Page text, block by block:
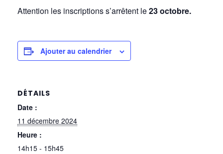
Attention les inscriptions s’arrêtent le23 octobre.
Ajouter au calendrier
DÉTAILS
Date :
11 décembre 2024
Heure :
14h15 - 15h45